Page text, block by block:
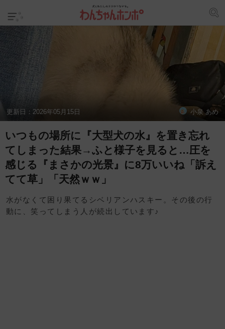
更新日： 2026年05月15日 小泉 あめ
いつもの場所に『大型犬の水』を置き忘れ
てしまった結果→ふと様子を見ると…圧を
感じる『まさかの光景』に8万いいね「訴え
てて草」「天然ｗｗ」
水がなくて困り果てるシベリアンハスキー。その後の行
動に、笑ってしまう人が続出しています♪